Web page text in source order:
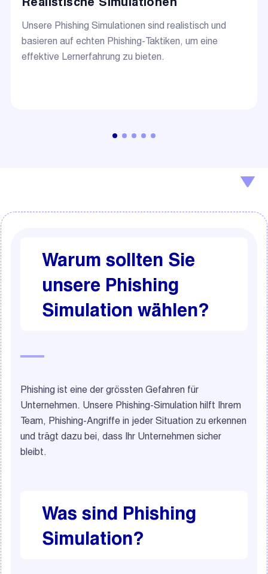
Unsere Phishing Simulationen sind realistisch und
basieren auf echten Phishing-Taktiken, um eine
effektive Lernerfahrung zu bieten.
Warum sollten Sie
unsere Phishing
Simulation wählen?
Phishing ist eine der grössten Gefahren für
Unternehmen. Unsere Phishing-Simulation hilft Ihrem
Team, Phishing-Angriffe in jeder Situation zu erkennen
und trägt dazu bei, dass Ihr Unternehmen sicher
bleibt.
Was sind Phishing
Simulation?